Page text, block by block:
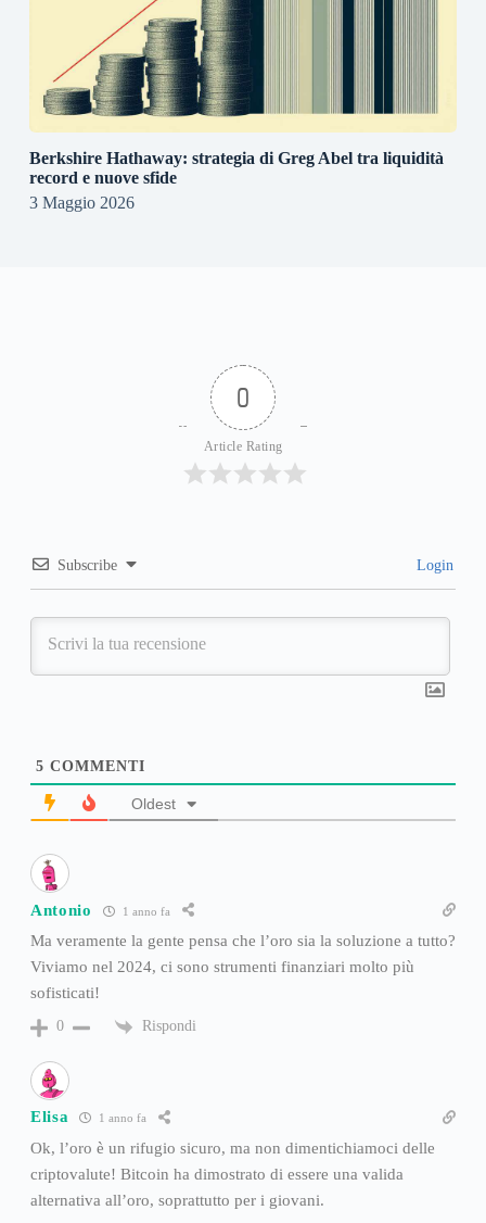
Berkshire Hathaway: strategia di Greg Abel tra liquidità
record e nuove sfide
3 Maggio 2026
0
Article Rating
Subscribe Login
5 COMMENTI
Oldest
Antonio 1 anno fa
Ma veramente la gente pensa che l’oro sia la soluzione a tutto?
Viviamo nel 2024, ci sono strumenti finanziari molto più
sofisticati!
0 Rispondi
Elisa 1 anno fa
Ok, l’oro è un rifugio sicuro, ma non dimentichiamoci delle
criptovalute! Bitcoin ha dimostrato di essere una valida
alternativa all’oro, soprattutto per i giovani.